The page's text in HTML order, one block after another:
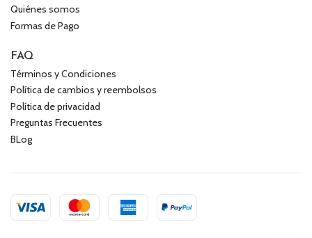
Quiénes somos
Formas de Pago
FAQ
Términos y Condiciones
Política de cambios y reembolsos
Política de privacidad
Preguntas Frecuentes
BLog